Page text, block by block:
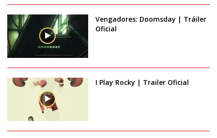
Vengadores: Doomsday | Tráiler
Oficial
I Play Rocky | Trailer Oficial